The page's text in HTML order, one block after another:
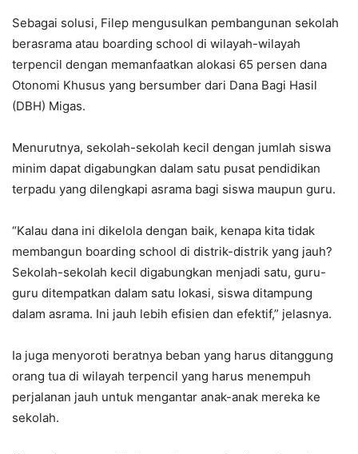
Sebagai solusi, Filep mengusulkan pembangunan sekolah
berasrama atau boarding school di wilayah-wilayah
terpencil dengan memanfaatkan alokasi 65 persen dana
Otonomi Khusus yang bersumber dari Dana Bagi Hasil
(DBH) Migas.
Menurutnya, sekolah-sekolah kecil dengan jumlah siswa
minim dapat digabungkan dalam satu pusat pendidikan
terpadu yang dilengkapi asrama bagi siswa maupun guru.
“Kalau dana ini dikelola dengan baik, kenapa kita tidak
membangun boarding school di distrik-distrik yang jauh?
Sekolah-sekolah kecil digabungkan menjadi satu, guru-
guru ditempatkan dalam satu lokasi, siswa ditampung
dalam asrama. Ini jauh lebih efisien dan efektif,” jelasnya.
Ia juga menyoroti beratnya beban yang harus ditanggung
orang tua di wilayah terpencil yang harus menempuh
perjalanan jauh untuk mengantar anak-anak mereka ke
sekolah.